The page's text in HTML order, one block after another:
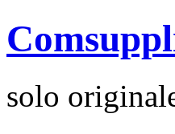
solo